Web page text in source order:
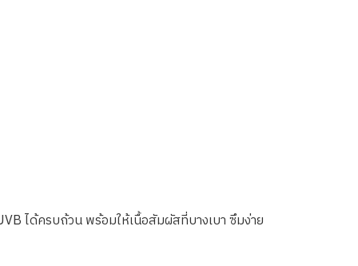
ได้ครบถ้วน พร้อมให้เนื้อสัมผัสที่บางเบา ซึมง่าย